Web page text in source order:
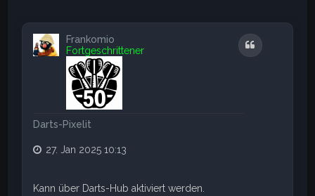
Frankomio
Fortgeschrittener
Darts-Pixelit
Zitat
27. Jan 2025 10:13
Kann über Darts-Hub aktiviert werden.